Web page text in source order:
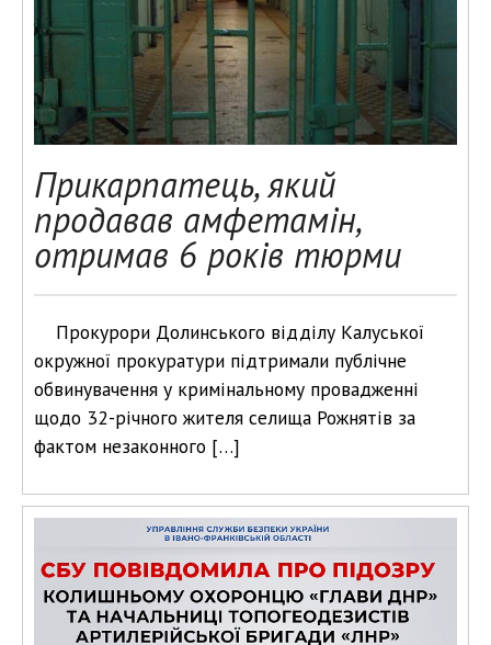
Прикарпатець, який
продавав амфетамін,
отримав 6 років тюрми
Прокурори Долинського відділу Калуської
окружної прокуратури підтримали публічне
обвинувачення у кримінальному провадженні
щодо 32-річного жителя селища Рожнятів за
фактом незаконного […]